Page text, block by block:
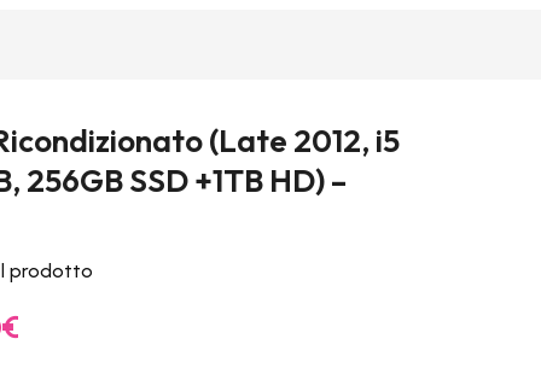
(Late 2012, i5
256GB SSD +1TB HD) –
prodotto
€Il
prezzo